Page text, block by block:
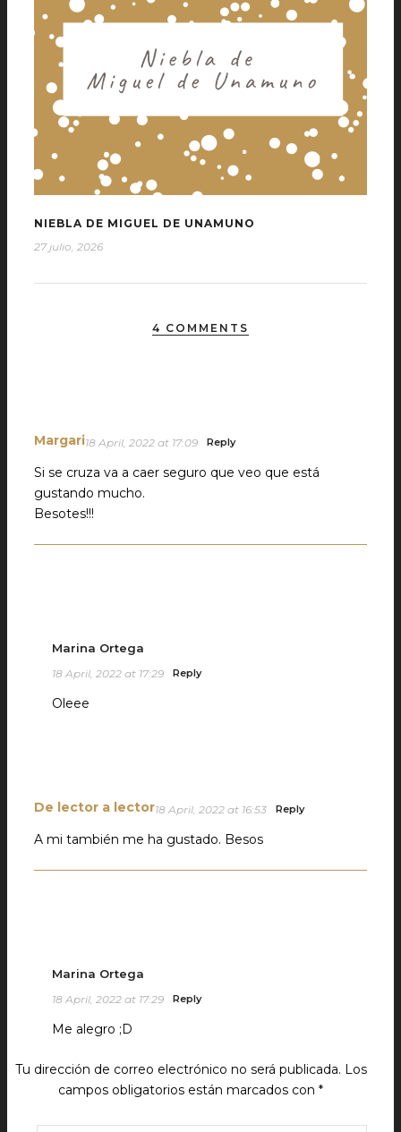
NIEBLA DE MIGUEL DE UNAMUNO
27 julio, 2026
4 COMMENTS
Margari18 April, 2022 at 17:09 Reply
Si se cruza va a caer seguro que veo que está
gustando mucho.
Besotes!!!
Marina Ortega
18 April, 2022 at 17:29 Reply
Oleee
De lector a lector18 April, 2022 at 16:53 Reply
A mi también me ha gustado. Besos
Marina Ortega
18 April, 2022 at 17:29 Reply
Me alegro ;D
Tu dirección de correo electrónico no será publicada. Los
campos obligatorios están marcados con*